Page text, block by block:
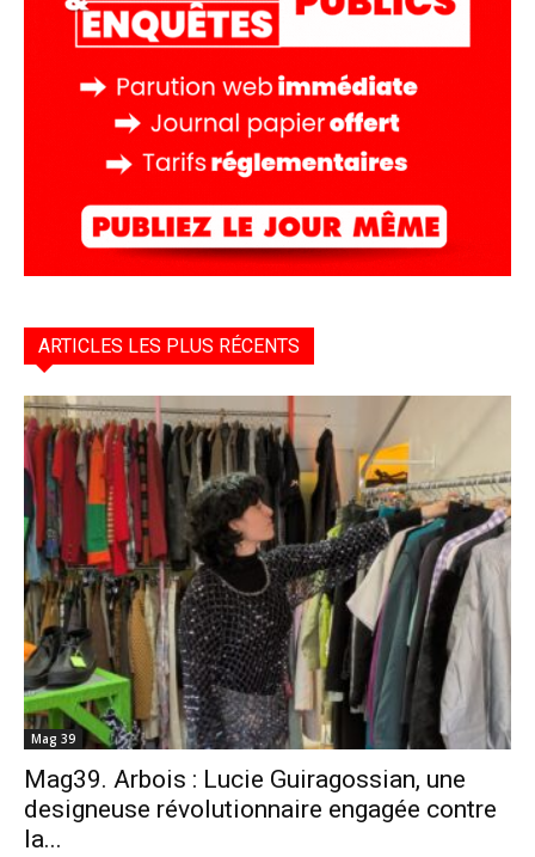
ARTICLES LES PLUS RÉCENTS
Mag 39
Mag39. Arbois : Lucie Guiragossian, une
designeuse révolutionnaire engagée contre
la...